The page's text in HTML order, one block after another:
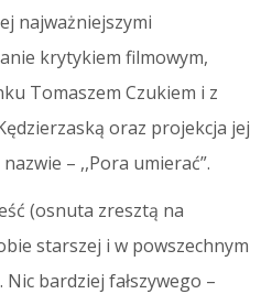
najważniejszymi
krytykiem filmowym,
Tomaszem Czukiem i z
oraz projekcja jej
– ,,Pora umierać”.
(osnuta zresztą na
starszej i w powszechnym
bardziej fałszywego –